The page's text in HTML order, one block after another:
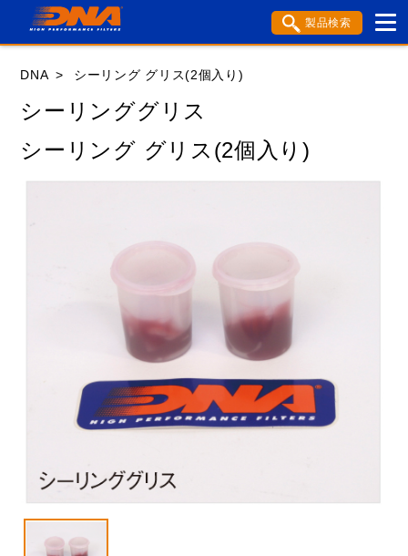
製品検索
HONDA YAMAHA SUZUKI
HARLEY DAVIDSON
HUSQVANA KTM
MV AGUSTA
ROYAL ENFIELD TM TRIUMPH
閉じる
DNA シーリング グリス(2個入り)
シーリンググリス
シーリング グリス(2個入り)